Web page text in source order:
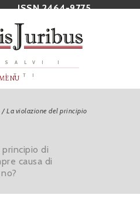
ISSN 2464-9775
SALVI I
/La violazione del principio
di
causa di